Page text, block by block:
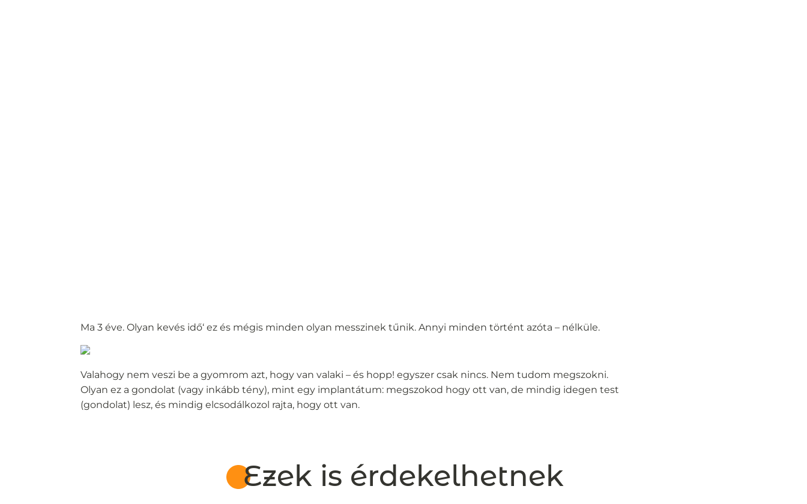
Ma 3 éve. Olyan kevés idő‘ ez és mégis minden olyan messzinek tűnik. Annyi minden történt azóta – nélküle.
Valahogy nem veszi be a gyomrom azt, hogy van valaki – és hopp! egyszer csak nincs. Nem tudom megszokni.
Olyan ez a gondolat (vagy inkább tény), mint egy implantátum: megszokod hogy ott van, de mindig idegen test
(gondolat) lesz, és mindig elcsodálkozol rajta, hogy ott van.
Ezek is érdekelhetnek